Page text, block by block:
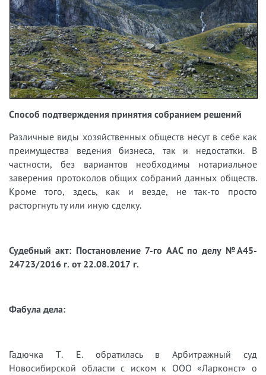
Способ подтверждения принятия собранием решений
Различные виды хозяйственных обществ несут в себе как
преимущества ведения бизнеса, так и недостатки. В
частности, без вариантов необходимы нотариальное
заверения протоколов общих собраний данных обществ.
Кроме того, здесь, как и везде, не так-то просто
расторгнуть ту или иную сделку.
Судебный акт: Постановление 7-го ААС по делу №А45-
24723/2016 г. от 22.08.2017 г.
Фабула дела:
Гадючка Т. Е. обратилась в Арбитражный суд
Новосибирской области с иском к ООО «Ларконст» о